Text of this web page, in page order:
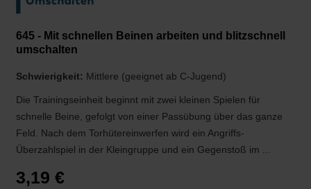
645 - Mit schnellen Beinen arbeiten und blitzschnell
umschalten
Schwierigkeit: Mittlere (geeignet ab C-Jugend)
Die Trainingseinheit beginnt mit zwei kleinen Spielen für
schnelle Beine, gefolgt von einer Passübung über das ganze
Feld. Nach dem Torhütereinwerfen wird ein Angriffs-
Überzahlspiel in der Kleingruppe und ein Gegenstoß im ...
3,19 €